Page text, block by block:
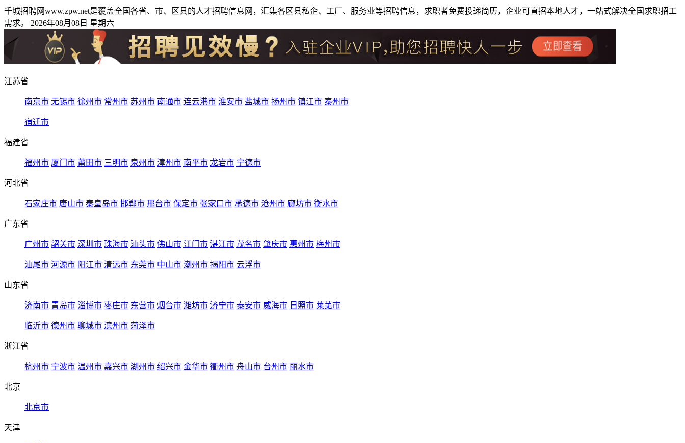
千城招聘网www.zpw.net是覆盖全国各省、市、区县的人才招聘信息网，汇集各区县私企、工厂、服务业等招聘信息，求职者免费投递简历，企业可直招本地人才，一站式解决全国求职招工
需求。 2026年08月08日 星期六
江苏省
南京市 无锡市 徐州市 常州市 苏州市 南通市 连云港市 淮安市 盐城市 扬州市 镇江市 泰州市
宿迁市
福建省
福州市 厦门市 莆田市 三明市 泉州市 漳州市 南平市 龙岩市 宁德市
河北省
石家庄市 唐山市 秦皇岛市 邯郸市 邢台市 保定市 张家口市 承德市 沧州市 廊坊市 衡水市
广东省
广州市 韶关市 深圳市 珠海市 汕头市 佛山市 江门市 湛江市 茂名市 肇庆市 惠州市 梅州市
汕尾市 河源市 阳江市 清远市 东莞市 中山市 潮州市 揭阳市 云浮市
山东省
济南市 青岛市 淄博市 枣庄市 东营市 烟台市 潍坊市 济宁市 泰安市 威海市 日照市 莱芜市
临沂市 德州市 聊城市 滨州市 菏泽市
浙江省
杭州市 宁波市 温州市 嘉兴市 湖州市 绍兴市 金华市 衢州市 舟山市 台州市 丽水市
北京
北京市
天津